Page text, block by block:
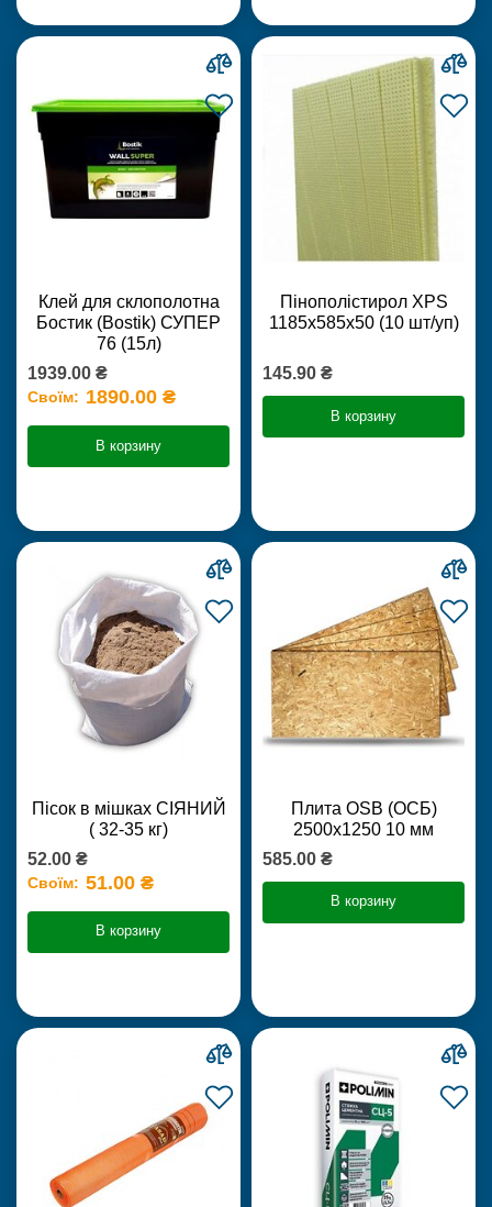
Клей для склополотна
Бостик (Bostik) СУПЕР
76 (15л)
1939.00 ₴
Своїм: 1890.00 ₴
В корзину
Пінополістирол XPS
1185х585х50 (10 шт/уп)
145.90 ₴
В корзину
Пісок в мішках СІЯНИЙ
( 32-35 кг)
52.00 ₴
Своїм: 51.00 ₴
В корзину
Плита OSB (ОСБ)
2500х1250 10 мм
585.00 ₴
В корзину